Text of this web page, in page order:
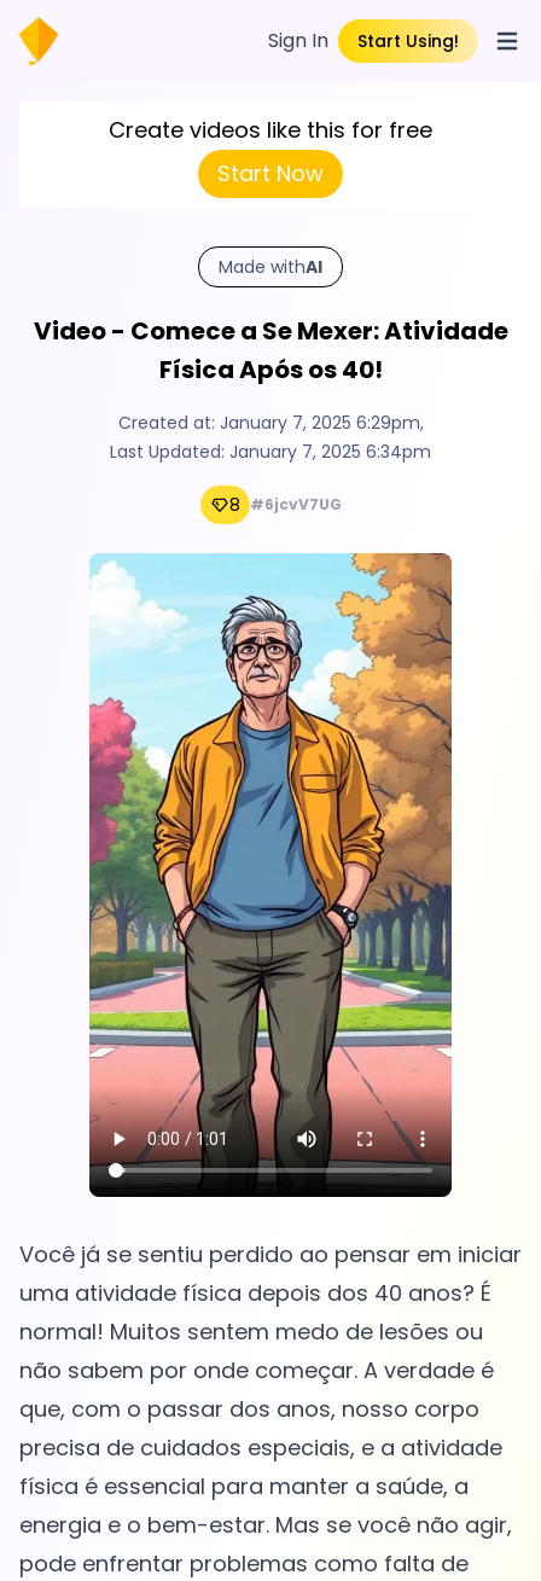
Sign In Start Using!
Create videos like this for free
Start Now
Made withAI
Video - Comece a Se Mexer: Atividade
Física Após os 40!
Created at: January 7, 2025 6:29pm,
Last Updated: January 7, 2025 6:34pm
8 #6jcvV7UG
Você já se sentiu perdido ao pensar em iniciar
uma atividade física depois dos 40 anos? É
normal! Muitos sentem medo de lesões ou
não sabem por onde começar. A verdade é
que, com o passar dos anos, nosso corpo
precisa de cuidados especiais, e a atividade
física é essencial para manter a saúde, a
energia e o bem-estar. Mas se você não agir,
pode enfrentar problemas como falta de